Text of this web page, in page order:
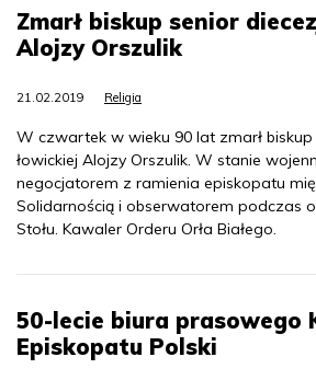
Zmarł biskup senior
Alojzy Orszulik
21.02.2019 Religia
W czwartek w wieku 90 lat zmarł biskup
łowickiej Alojzy Orszulik. W stanie
negocjatorem z ramienia episkopatu
Solidarnością i obserwatorem podczas
Stołu. Kawaler Orderu Orła Białego.
50-lecie biura prasowego
Episkopatu Polski